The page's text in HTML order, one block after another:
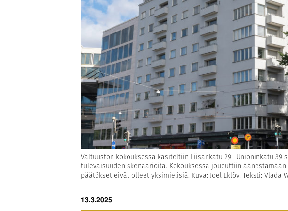
Valtuuston kokouksessa käsiteltiin Liisankatu 29- Unioninkatu 39
tulevaisuuden skenaarioita. Kokouksessa jouduttiin
päätökset eivät olleet yksimielisiä. Kuva: Joel Eklöv. Teksti: Vlada
13.3.2025